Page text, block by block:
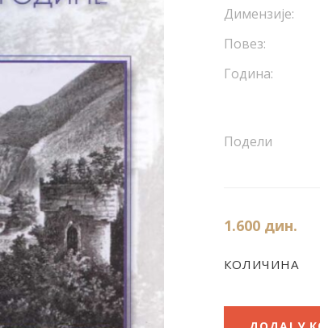
Димензије:
Повез:
Година:
Подели
1.600 дин.
КОЛИЧИНА